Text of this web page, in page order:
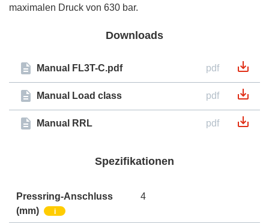
maximalen Druck von 630 bar.
Downloads
Manual FL3T-C.pdf pdf
Manual Load class pdf
Manual RRL pdf
Spezifikationen
Pressring-Anschluss
(mm)
i
4